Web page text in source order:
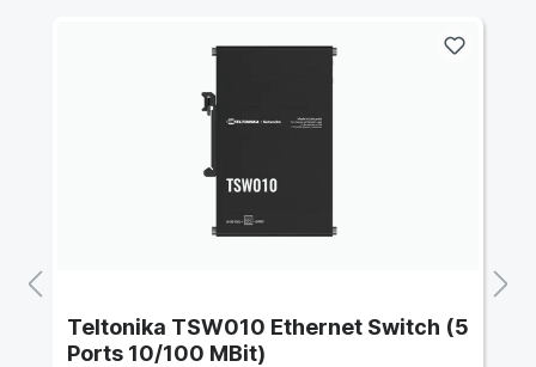
Teltonika TSW010 Ethernet Switch (5
Ports 10/100 MBit)